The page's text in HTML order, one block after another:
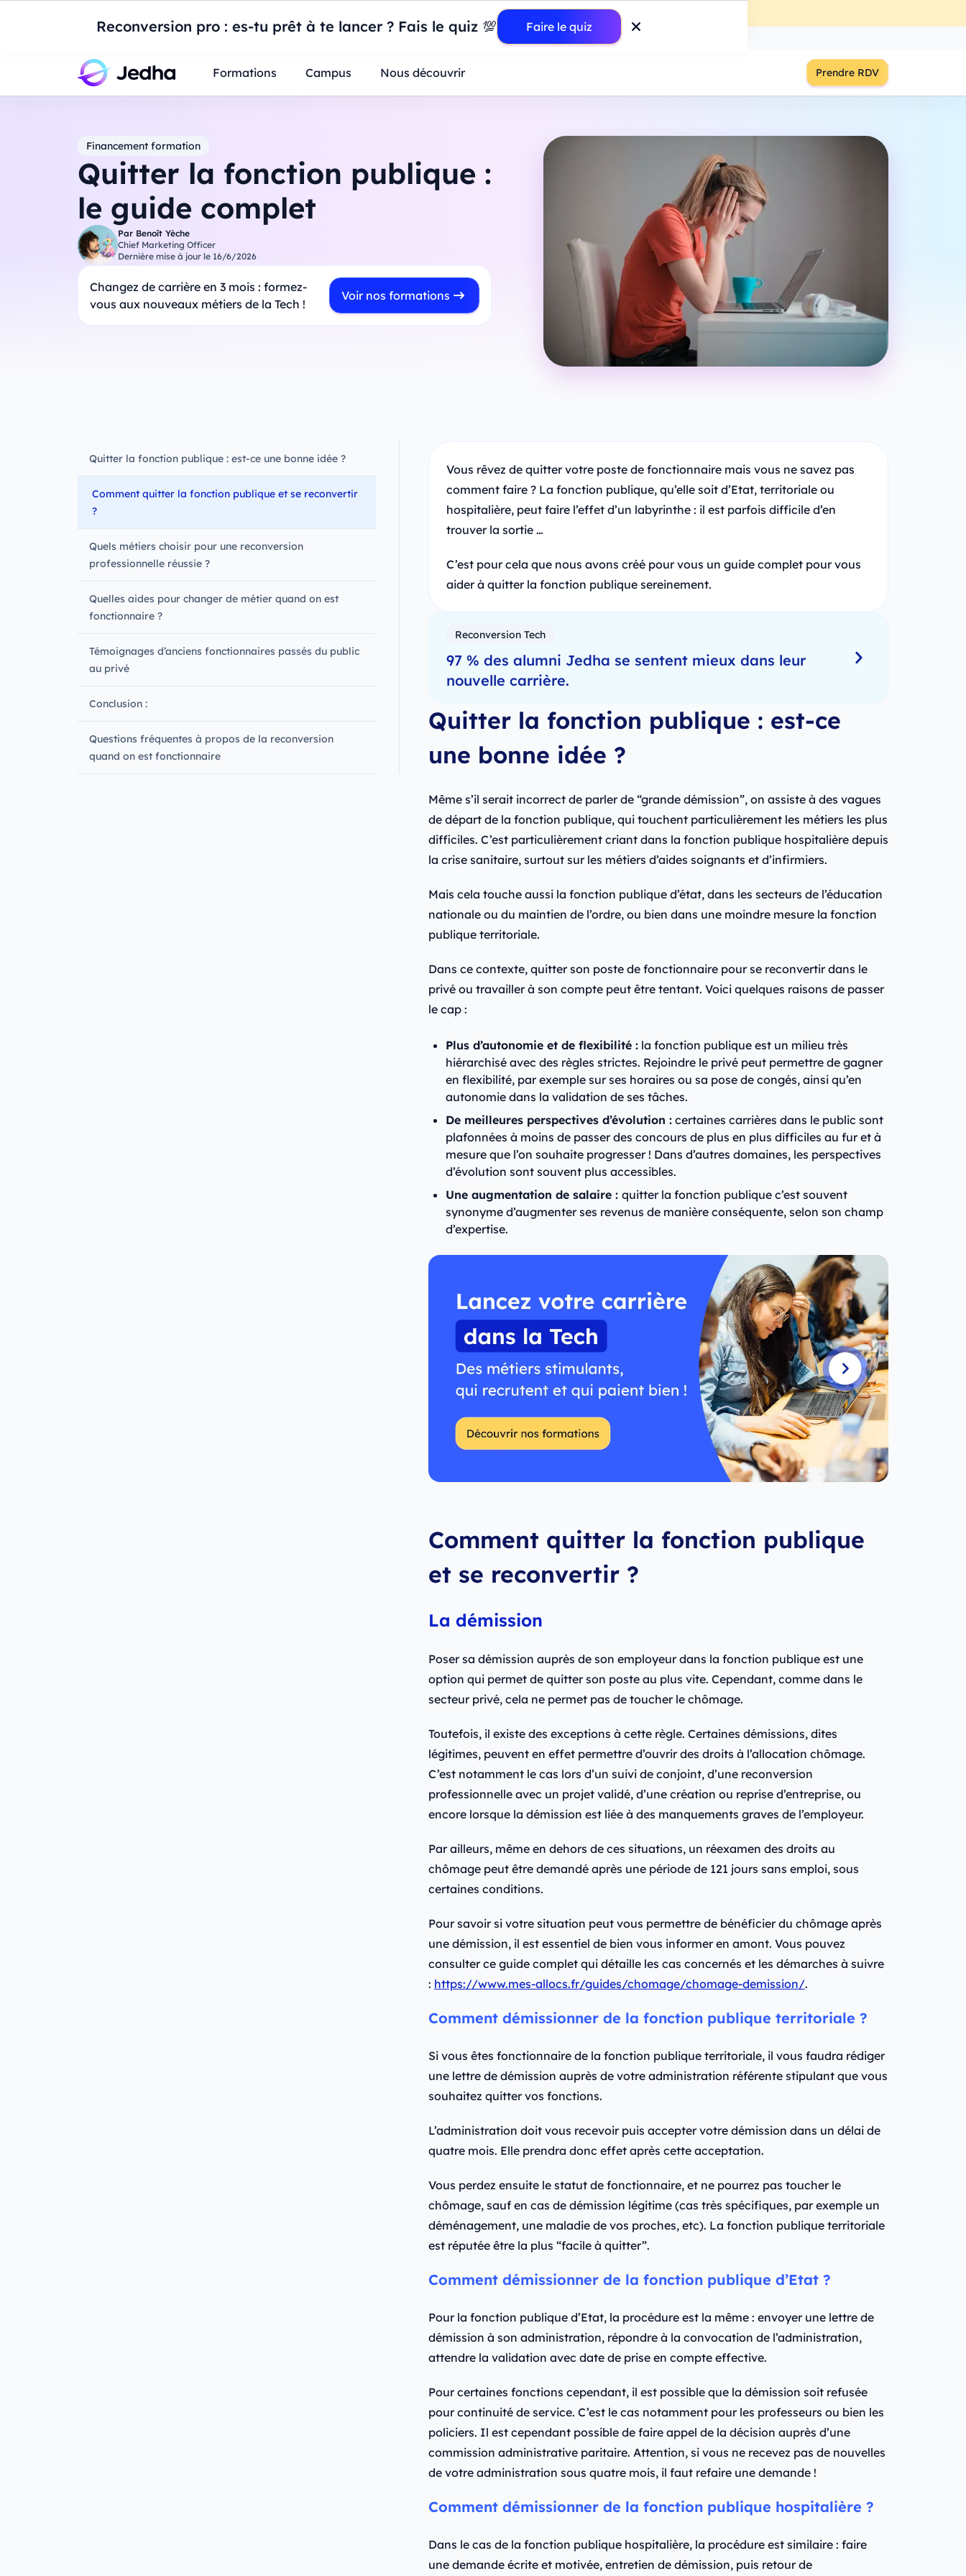
Reconversion pro : es-tu prêt à te lancer ? Fais le quiz 💯 Faire le quiz
Introduction à Power BI : construisez votre premier dashboard de A à Z-Mardi
Étudiants Parents
Formations Campus Nous découvrir Prendre RDV
Financement formation
Quitter la fonction publique :
le guide complet
Par Benoît Yèche
Chief Marketing Officer
Dernière mise à jour le 16/6/2026
Changez de carrière en 3 mois : formez-
vous aux nouveaux métiers de la Tech !
Voir nos formations
Quitter la fonction publique : est-ce une bonne idée ?
Comment quitter la fonction publique et se reconvertir
?
Quels métiers choisir pour une reconversion
professionnelle réussie ?
Quelles aides pour changer de métier quand on est
fonctionnaire ?
Témoignages d’anciens fonctionnaires passés du public
au privé
Conclusion :
Questions fréquentes à propos de la reconversion
quand on est fonctionnaire
Vous rêvez de quitter votre poste de fonctionnaire mais vous ne savez pas
comment faire ? La fonction publique, qu’elle soit d’Etat, territoriale ou
hospitalière, peut faire l’effet d’un labyrinthe : il est parfois difficile d’en
trouver la sortie …
C’est pour cela que nous avons créé pour vous un guide complet pour vous
aider à quitter la fonction publique sereinement.
Reconversion Tech
97 % des alumni Jedha se sentent mieux dans leur
nouvelle carrière.
Quitter la fonction publique : est-ce
une bonne idée ?
Même s’il serait incorrect de parler de “grande démission”, on assiste à des vagues
de départ de la fonction publique, qui touchent particulièrement les métiers les plus
difficiles. C’est particulièrement criant dans la fonction publique hospitalière depuis
la crise sanitaire, surtout sur les métiers d’aides soignants et d’infirmiers.
Mais cela touche aussi la fonction publique d’état, dans les secteurs de l’éducation
nationale ou du maintien de l’ordre, ou bien dans une moindre mesure la fonction
publique territoriale.
Dans ce contexte, quitter son poste de fonctionnaire pour se reconvertir dans le
privé ou travailler à son compte peut être tentant. Voici quelques raisons de passer
le cap :
Plus d’autonomie et de flexibilité :la fonction publique est un milieu très
hiérarchisé avec des règles strictes. Rejoindre le privé peut permettre de gagner
en flexibilité, par exemple sur ses horaires ou sa pose de congés, ainsi qu’en
autonomie dans la validation de ses tâches.
De meilleures perspectives d’évolution :certaines carrières dans le public sont
plafonnées à moins de passer des concours de plus en plus difficiles au fur et à
mesure que l’on souhaite progresser ! Dans d’autres domaines, les perspectives
d’évolution sont souvent plus accessibles.
Une augmentation de salaire : quitter la fonction publique c’est souvent
synonyme d’augmenter ses revenus de manière conséquente, selon son champ
d’expertise.
Comment quitter la fonction publique
et se reconvertir ?
La démission
Poser sa démission auprès de son employeur dans la fonction publique est une
option qui permet de quitter son poste au plus vite. Cependant, comme dans le
secteur privé, cela ne permet pas de toucher le chômage.
Toutefois, il existe des exceptions à cette règle. Certaines démissions, dites
légitimes, peuvent en effet permettre d’ouvrir des droits à l’allocation chômage.
C’est notamment le cas lors d’un suivi de conjoint, d’une reconversion
professionnelle avec un projet validé, d’une création ou reprise d’entreprise, ou
encore lorsque la démission est liée à des manquements graves de l’employeur.
Par ailleurs, même en dehors de ces situations, un réexamen des droits au
chômage peut être demandé après une période de 121 jours sans emploi, sous
certaines conditions.
Pour savoir si votre situation peut vous permettre de bénéficier du chômage après
une démission, il est essentiel de bien vous informer en amont. Vous pouvez
consulter ce guide complet qui détaille les cas concernés et les démarches à suivre
: https://www.mes-allocs.fr/guides/chomage/chomage-demission/.
Comment démissionner de la fonction publique territoriale ?
Si vous êtes fonctionnaire de la fonction publique territoriale, il vous faudra rédiger
une lettre de démission auprès de votre administration référente stipulant que vous
souhaitez quitter vos fonctions.
L’administration doit vous recevoir puis accepter votre démission dans un délai de
quatre mois. Elle prendra donc effet après cette acceptation.
Vous perdez ensuite le statut de fonctionnaire, et ne pourrez pas toucher le
chômage, sauf en cas de démission légitime (cas très spécifiques, par exemple un
déménagement, une maladie de vos proches, etc). La fonction publique territoriale
est réputée être la plus “facile à quitter”.
Comment démissionner de la fonction publique d’Etat ?
Pour la fonction publique d’Etat, la procédure est la même : envoyer une lettre de
démission à son administration, répondre à la convocation de l’administration,
attendre la validation avec date de prise en compte effective.
Pour certaines fonctions cependant, il est possible que la démission soit refusée
pour continuité de service. C’est le cas notamment pour les professeurs ou bien les
policiers. Il est cependant possible de faire appel de la décision auprès d’une
commission administrative paritaire. Attention, si vous ne recevez pas de nouvelles
de votre administration sous quatre mois, il faut refaire une demande !
Comment démissionner de la fonction publique hospitalière ?
Dans le cas de la fonction publique hospitalière, la procédure est similaire : faire
une demande écrite et motivée, entretien de démission, puis retour de